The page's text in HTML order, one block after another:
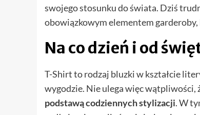
swojego stosunku do świata. Dziś
obowiązkowym elementem garderoby,
Na co dzień i od
T-Shirt to rodzaj bluzki w kształcie
wygodzie. Nie ulega więc wątpliwości,
podstawą codziennych stylizacji. W